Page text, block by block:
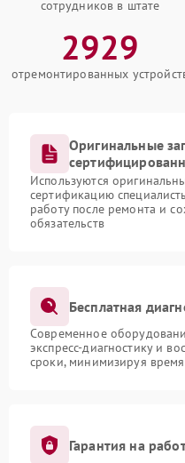
сотрудников в штате
2929
отремонтированных
Оригинальные
Используются
сертификацию
работу после ремонта и
обязательств
Бесплатная
Современное
экспресс-диагностику и
сроки, минимизируя время
Гарантия на